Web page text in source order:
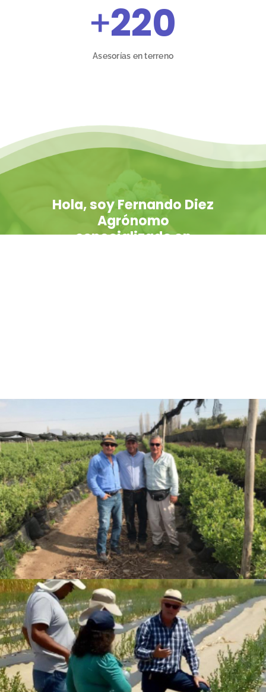
+220
Asesorías en terreno
Hola, soy Fernando Diez
Agrónomo
especializado en